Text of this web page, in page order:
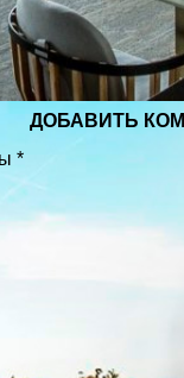
ДОБАВИТЬ
*